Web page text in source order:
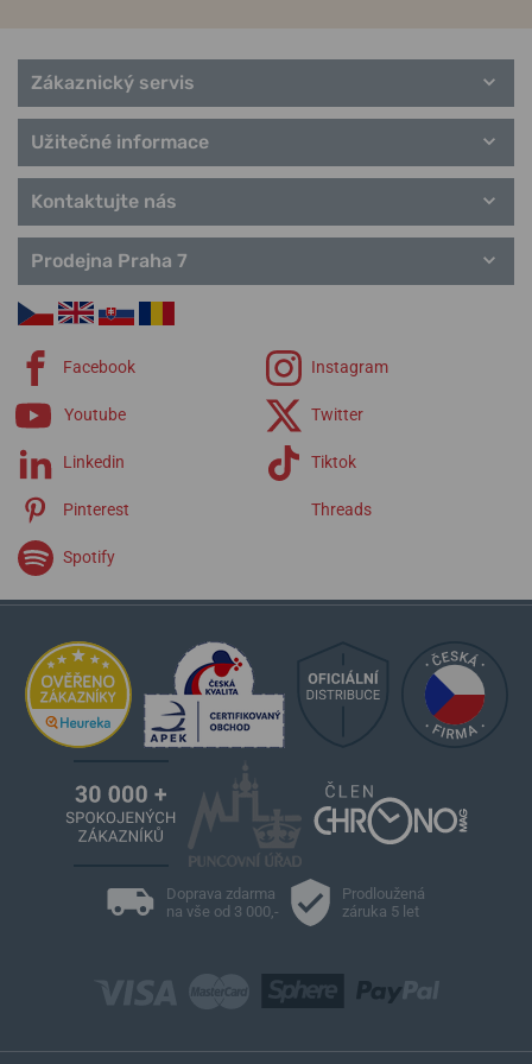
Zákaznický servis
Užitečné informace
Kontaktujte nás
Prodejna Praha 7
Facebook Instagram
Youtube Twitter
Linkedin Tiktok
Pinterest Threads
Spotify
Doprava zdarma
na vše od 3 000,-
Prodloužená
záruka 5 let